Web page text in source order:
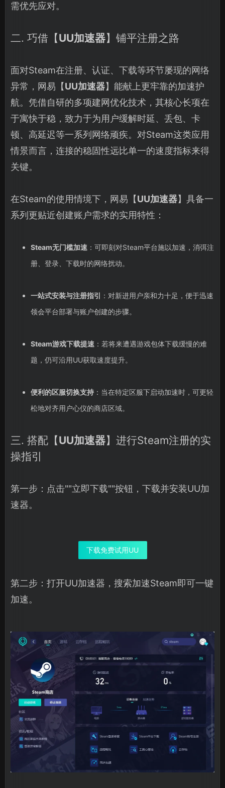
需优先应对。
二. 巧借【UU加速器】铺平注册之路
面对Steam在注册、认证、下载等环节屡现的网络
异常，网易【UU加速器】能献上更牢靠的加速护
航。凭借自研的多项建网优化技术，其核心长项在
于寓快于稳，致力于为用户缓解时延、丢包、卡
顿、高延迟等一系列网络顽疾。对Steam这类应用
情景而言，连接的稳固性远比单一的速度指标来得
关键。
在Steam的使用情境下，网易【UU加速器】具备一
系列更贴近创建账户需求的实用特性：
Steam无门槛加速：可即刻对Steam平台施以加速，消弭注
册、登录、下载时的网络扰动。
一站式安装与注册指引
：对新进用户亲和力十足，便于迅速
领会平台部署与账户创建的步骤。
Steam游戏下载提速：若将来遭遇游戏包体下载缓慢的难
题，仍可沿用UU获取速度提升。
便利的区服切换支持：当在特定区服下启动加速时，可更轻
松地对齐用户心仪的商店区域。
三. 搭配【UU加速器】进行Steam注册的实
操指引
第一步：点击""立即下载""按钮，下载并安装UU加
速器。
下载免费试用UU
第二步：打开UU加速器，搜索加速Steam即可一键
加速。